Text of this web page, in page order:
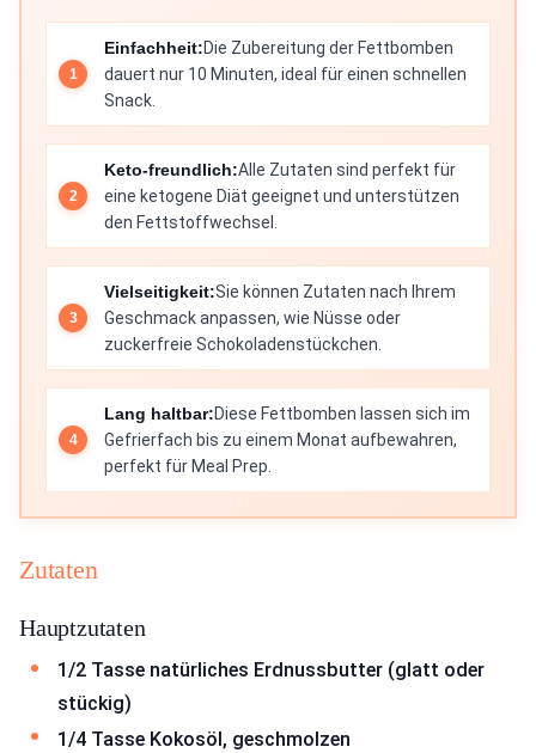
Einfachheit:Die Zubereitung der Fettbomben
dauert nur 10 Minuten, ideal für einen schnellen
Snack.
Keto-freundlich:Alle Zutaten sind perfekt für
eine ketogene Diät geeignet und unterstützen
den Fettstoffwechsel.
Vielseitigkeit:Sie können Zutaten nach Ihrem
Geschmack anpassen, wie Nüsse oder
zuckerfreie Schokoladenstückchen.
Lang haltbar:Diese Fettbomben lassen sich im
Gefrierfach bis zu einem Monat aufbewahren,
perfekt für Meal Prep.
Zutaten
Hauptzutaten
1/2 Tasse natürliches Erdnussbutter (glatt oder
stückig)
1/4 Tasse Kokosöl, geschmolzen